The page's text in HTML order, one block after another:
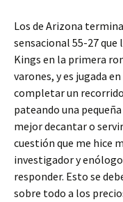
Los de Arizona
sensacional 55-27 que
Kings en la primera
varones, y es jugada
completar un
pateando una
mejor decantar o
cuestión que me hice
investigador y
responder. Esto se
sobre todo a los